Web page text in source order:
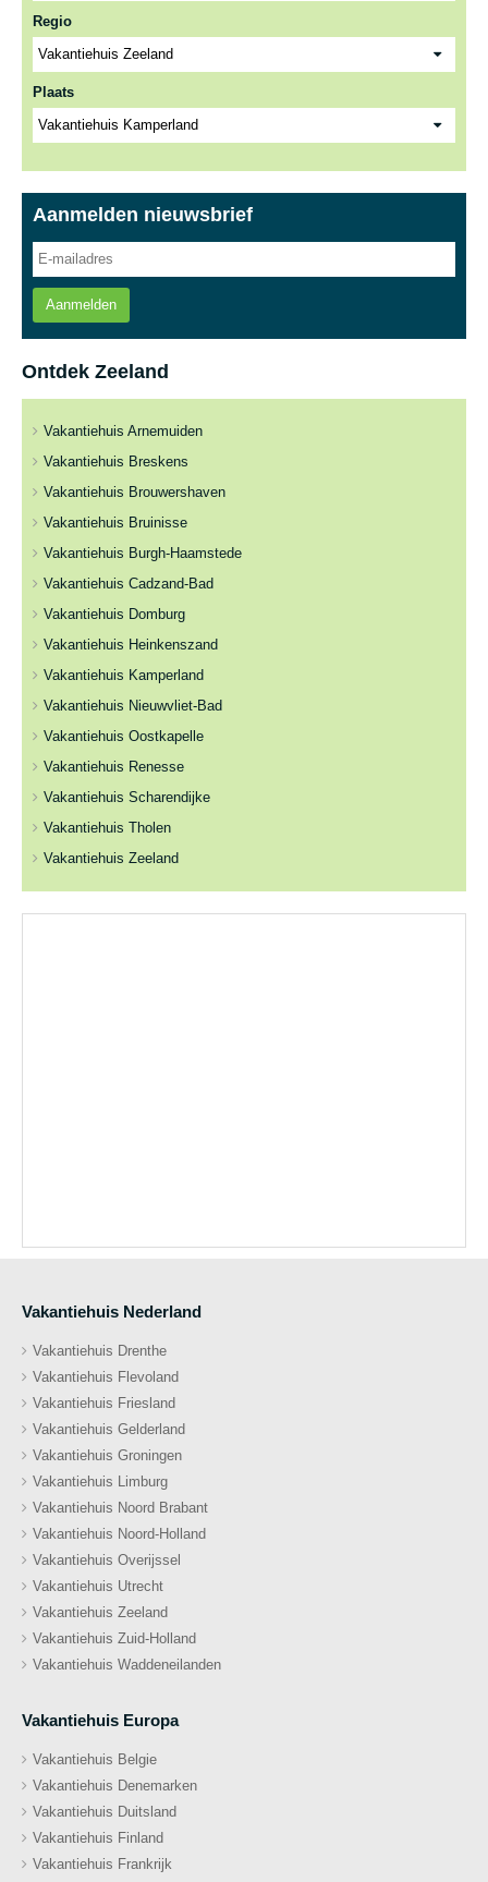
Regio
Plaats
Aanmelden nieuwsbrief
Aanmelden
Ontdek Zeeland
Vakantiehuis Arnemuiden
Vakantiehuis Breskens
Vakantiehuis Brouwershaven
Vakantiehuis Bruinisse
Vakantiehuis Burgh-Haamstede
Vakantiehuis Cadzand-Bad
Vakantiehuis Domburg
Vakantiehuis Heinkenszand
Vakantiehuis Kamperland
Vakantiehuis Nieuwvliet-Bad
Vakantiehuis Oostkapelle
Vakantiehuis Renesse
Vakantiehuis Scharendijke
Vakantiehuis Tholen
Vakantiehuis Zeeland
Vakantiehuis Nederland
Vakantiehuis Drenthe
Vakantiehuis Flevoland
Vakantiehuis Friesland
Vakantiehuis Gelderland
Vakantiehuis Groningen
Vakantiehuis Limburg
Vakantiehuis Noord Brabant
Vakantiehuis Noord-Holland
Vakantiehuis Overijssel
Vakantiehuis Utrecht
Vakantiehuis Zeeland
Vakantiehuis Zuid-Holland
Vakantiehuis Waddeneilanden
Vakantiehuis Europa
Vakantiehuis Belgie
Vakantiehuis Denemarken
Vakantiehuis Duitsland
Vakantiehuis Finland
Vakantiehuis Frankrijk